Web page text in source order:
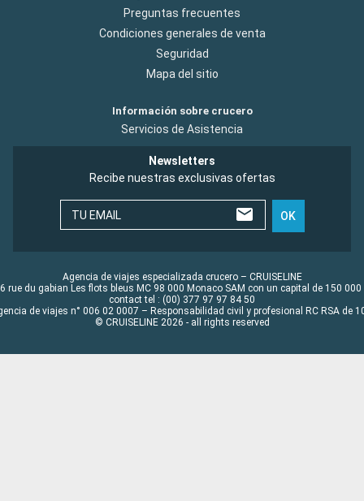
Preguntas frecuentes
Condiciones generales de venta
Seguridad
Mapa del sitio
Información sobre crucero
Servicios de Asistencia
Newsletters
Recibe nuestras exclusivas ofertas
TU EMAIL OK
Agencia de viajes especializada crucero – CRUISELINE
rue du gabian Les flots bleus MC 98 000 Monaco SAM con un capital de 150 000
contact tel : (00) 377 97 97 84 50
de viajes n° 006 02 0007 – Responsabilidad civil y profesional RC RSA de
© CRUISELINE 2026 - all rights reserved